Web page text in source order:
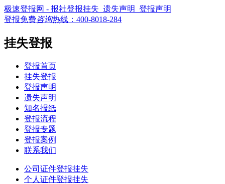
极速登报网 - 报社登报挂失_遗失声明_登报声明
登报免费咨询热线： 400-8018-284
挂失登报
登报首页
挂失登报
登报声明
遗失声明
知名报纸
登报流程
登报专题
登报案例
联系我们
公司证件登报挂失
个人证件登报挂失